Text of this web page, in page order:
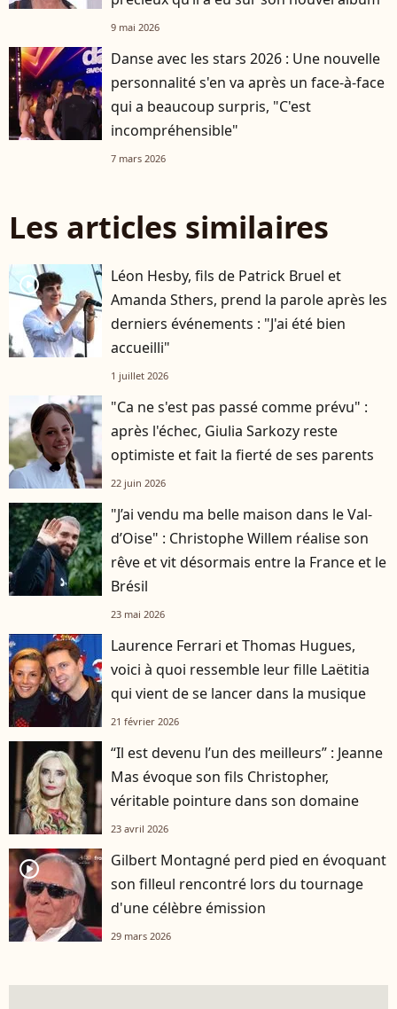
9 mai 2026
Danse avec les stars 2026 : Une nouvelle
personnalité s'en va après un face-à-face
qui a beaucoup surpris, "C'est
incompréhensible"
7 mars 2026
Les articles similaires
player2
Léon Hesby, fils de Patrick Bruel et
Amanda Sthers, prend la parole après les
derniers événements : "J'ai été bien
accueilli"
1 juillet 2026
"Ca ne s'est pas passé comme prévu" :
après l'échec, Giulia Sarkozy reste
optimiste et fait la fierté de ses parents
22 juin 2026
"J’ai vendu ma belle maison dans le Val-
d’Oise" : Christophe Willem réalise son
rêve et vit désormais entre la France et le
Brésil
23 mai 2026
Laurence Ferrari et Thomas Hugues,
voici à quoi ressemble leur fille Laëtitia
qui vient de se lancer dans la musique
21 février 2026
“Il est devenu l’un des meilleurs” : Jeanne
Mas évoque son fils Christopher,
véritable pointure dans son domaine
23 avril 2026
player2
Gilbert Montagné perd pied en évoquant
son filleul rencontré lors du tournage
d'une célèbre émission
29 mars 2026